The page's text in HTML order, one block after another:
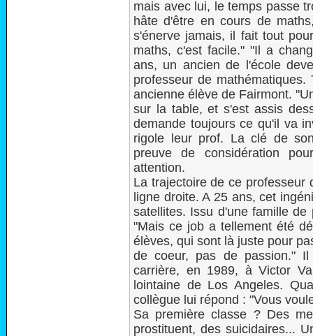
mais avec lui, le temps passe
hâte d'être en cours de
s'énerve jamais, il fait tout
maths, c'est facile." "Il a
ans, un ancien de l'école
professeur de
ancienne élève de Fairmont.
sur la table, et s'est assis
demande toujours ce qu'il va
rigole leur prof. La clé de
preuve de considération
attention.
La trajectoire de ce professeur
ligne droite. A 25 ans, cet
satellites. Issu d'une famille
"Mais ce job a tellement été
élèves, qui sont là juste pour
de coeur, pas de passion."
carrière, en 1989, à Victor
lointaine de Los Angeles.
collègue lui répond : "Vous
Sa première classe ? Des
prostituent, des suicidaires...